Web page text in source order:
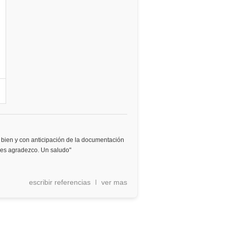
y con anticipación de la documentación
agradezco. Un saludo"
escribir referencias ver mas